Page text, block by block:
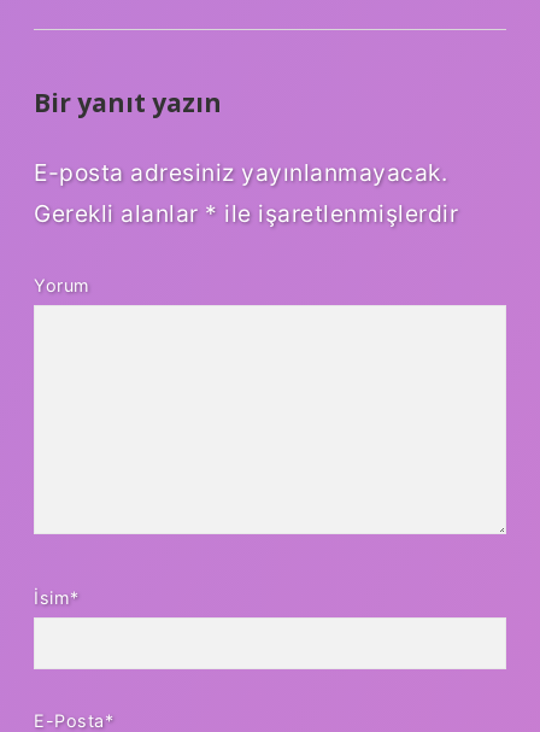
Bir yanıt yazın
E-posta adresiniz yayınlanmayacak.
Gerekli alanlar * ile işaretlenmişlerdir
Yorum
İsim*
E-Posta*